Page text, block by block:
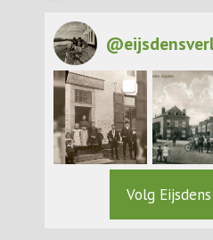
@
Volg